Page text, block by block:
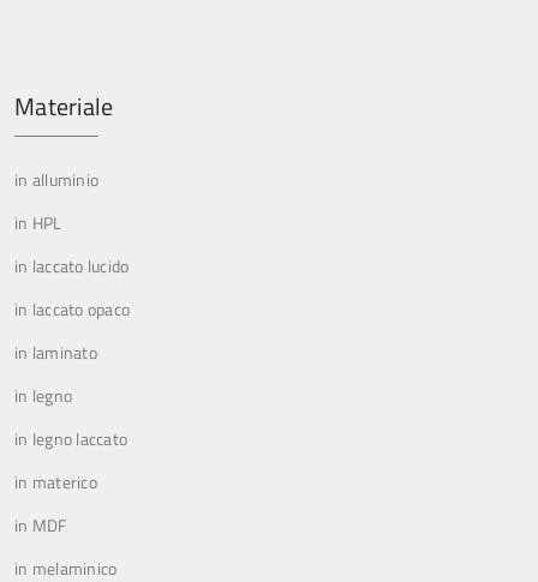
Materiale
in alluminio
in HPL
in laccato lucido
in laccato opaco
in laminato
in legno
in legno laccato
in materico
in MDF
in melaminico